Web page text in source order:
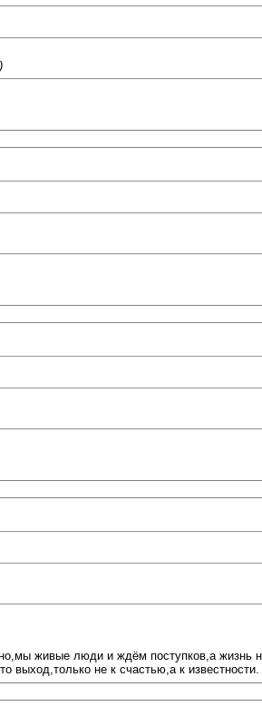
живые люди и ждём поступков,а жизнь
выход,только не к счастью,а к известности.